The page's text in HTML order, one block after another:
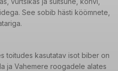
See sobib hästi köömnete,
toitudes kasutatav isot biber on
ja Vahemere roogadele alates